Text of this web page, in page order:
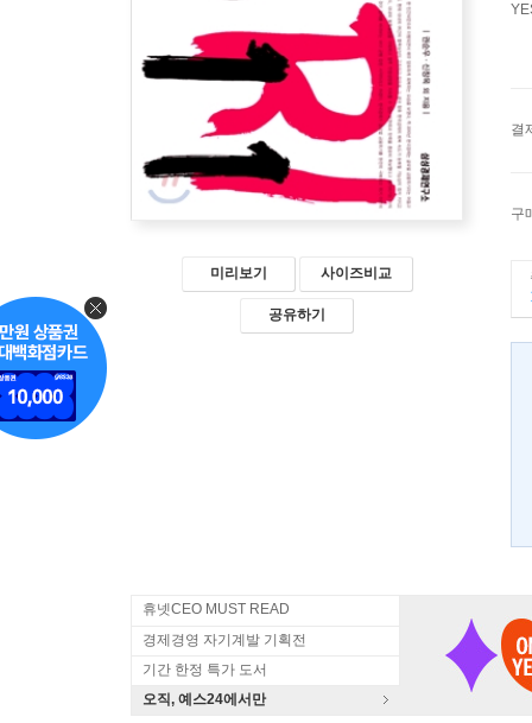
미리보기 사이즈비교
공유하기
결
구
휴넷CEO MUST READ
경제경영 자기계발 기획전
기간 한정 특가 도서
오직, 예스24에서만